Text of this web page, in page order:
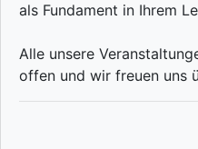
als Fundament in Ihrem
Alle unsere
offen und wir freuen uns